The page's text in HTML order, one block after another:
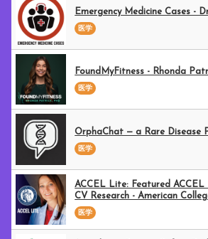
Emergency Medicine Cases -
医学
FoundMyFitness - Rhonda
医学
OrphaChat — a Rare Disease
医学
ACCEL Lite: Featured ACCEL
CV Research - American
医学